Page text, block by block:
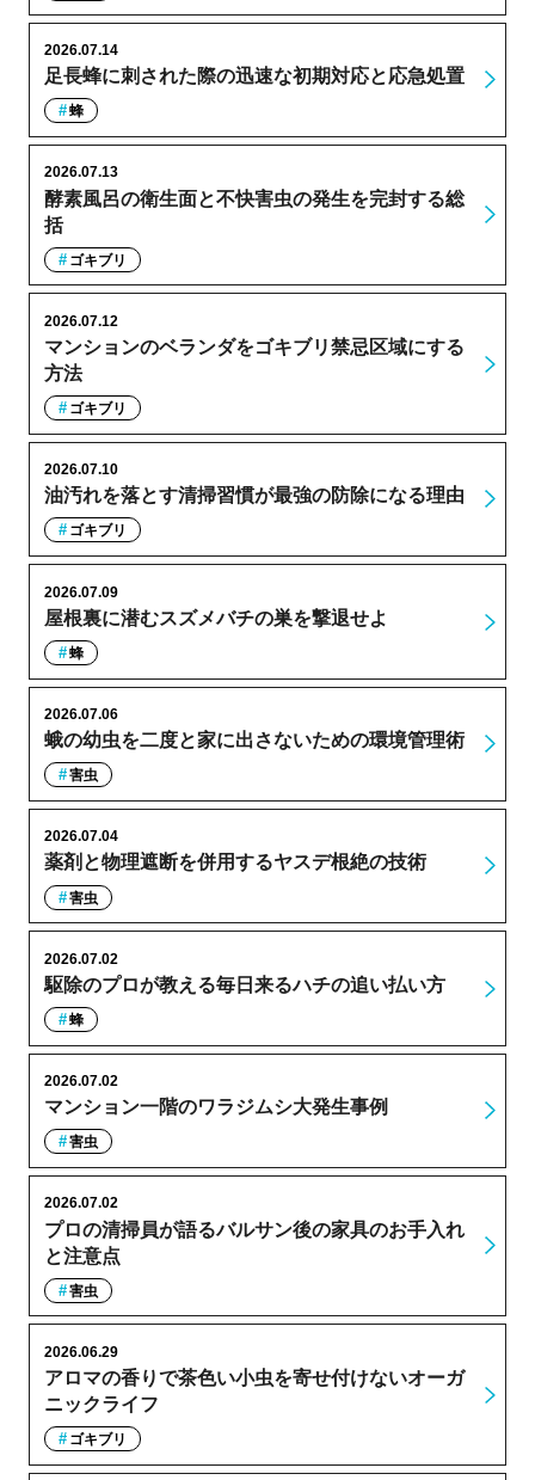
足長蜂に刺された際の迅速な初期対応と応急処置
2026.07.14
蜂
酵素風呂の衛生面と不快害虫の発生を完封する総
括
2026.07.13
ゴキブリ
マンションのベランダをゴキブリ禁忌区域にする
方法
2026.07.12
ゴキブリ
油汚れを落とす清掃習慣が最強の防除になる理由
2026.07.10
ゴキブリ
屋根裏に潜むスズメバチの巣を撃退せよ
2026.07.09
蜂
蛾の幼虫を二度と家に出さないための環境管理術
2026.07.06
害虫
薬剤と物理遮断を併用するヤスデ根絶の技術
2026.07.04
害虫
駆除のプロが教える毎日来るハチの追い払い方
2026.07.02
蜂
マンション一階のワラジムシ大発生事例
2026.07.02
害虫
プロの清掃員が語るバルサン後の家具のお手入れ
と注意点
2026.07.02
害虫
アロマの香りで茶色い小虫を寄せ付けないオーガ
ニックライフ
2026.06.29
ゴキブリ